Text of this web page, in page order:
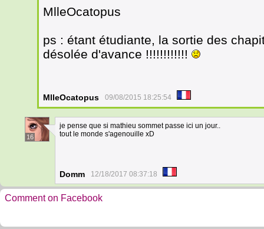
MlleOcatopus
ps : étant étudiante, la sortie des
désolée d'avance !!!!!!!!!!!!
MlleOcatopus 09/08/2015 18:25:54
16
je pense que si mathieu sommet passe ici un jour..
tout le monde s'agenouille xD
Domm 12/18/2017 08:37:18
Comment on Facebook